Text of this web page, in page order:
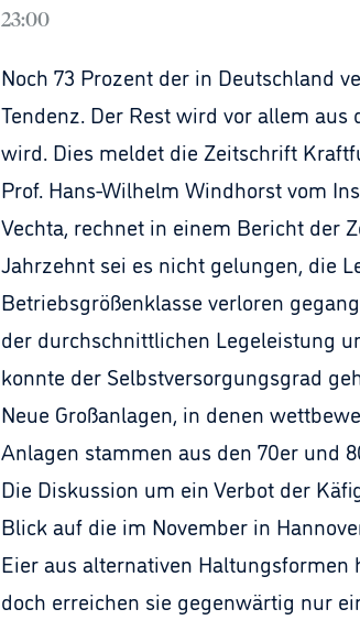
23:00
Noch 73 Prozent der in Deutschland
Tendenz. Der Rest wird vor allem
wird. Dies meldet die Zeitschrift
Prof. Hans-Wilhelm Windhorst vom
Vechta, rechnet in einem Bericht der
Jahrzehnt sei es nicht gelungen, die
Betriebsgrößenklasse verloren
der durchschnittlichen Legeleistung
konnte der Selbstversorgungsgrad
Neue Großanlagen, in denen
Anlagen stammen aus den 70er und
Die Diskussion um ein Verbot der
Blick auf die im November in
Eier aus alternativen
doch erreichen sie gegenwärtig nur